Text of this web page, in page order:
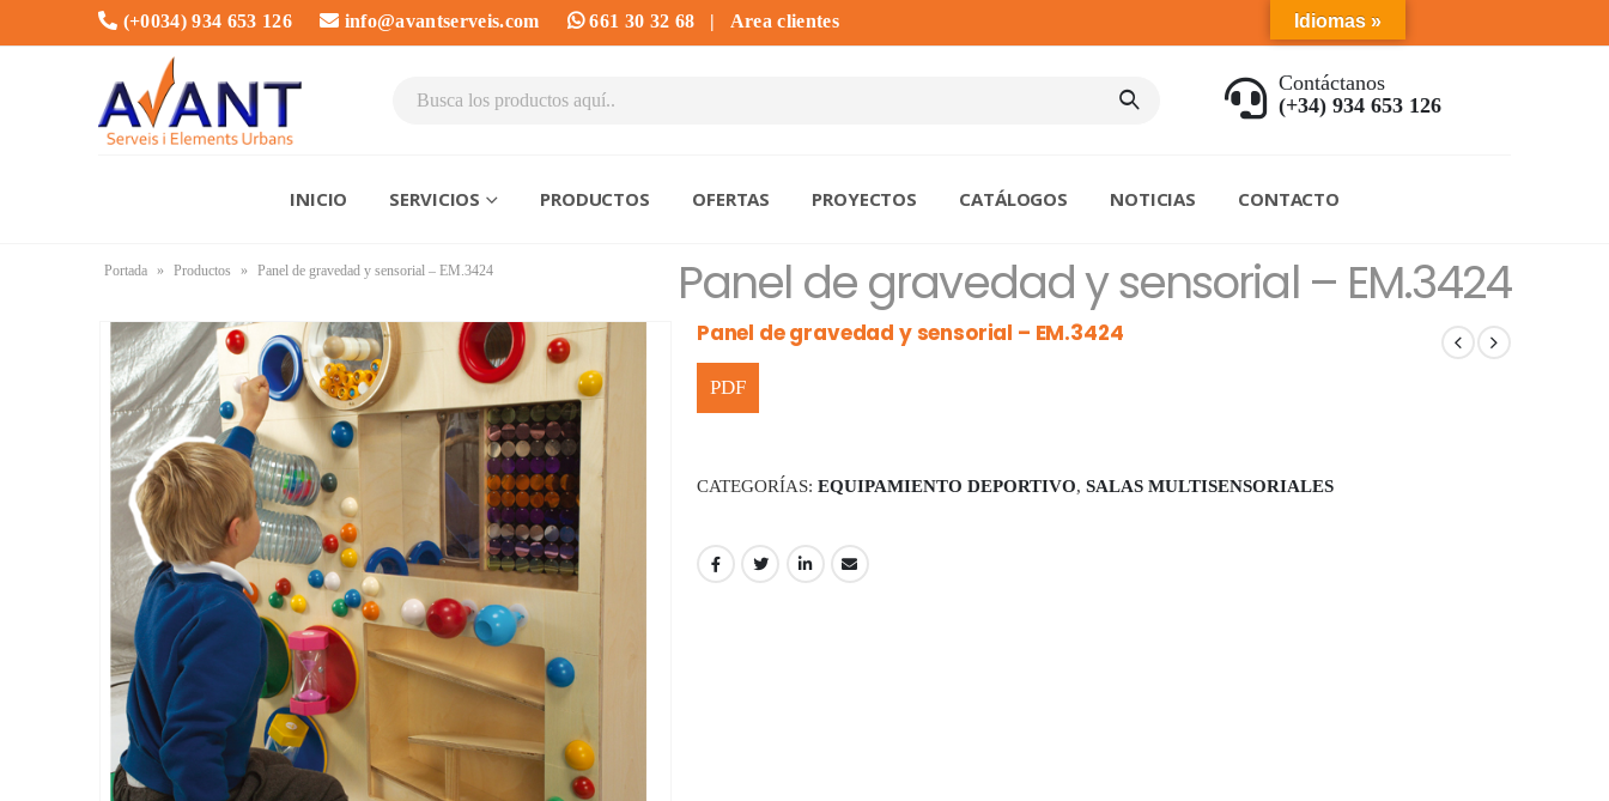
(+0034) 934 653 126 info@avantserveis.com 661 30 32 68 | Area clientes
Contáctanos
(+34) 934 653 126
INICIO SERVICIOS PRODUCTOS OFERTAS PROYECTOS CATÁLOGOS NOTICIAS CONTACTO
Panel de gravedad y sensorial – EM.3424
Portada » Productos » Panel de gravedad y sensorial – EM.3424
Panel de gravedad y sensorial – EM.3424
CATEGORÍAS: EQUIPAMIENTO DEPORTIVO, SALAS MULTISENSORIALES
Idiomas »